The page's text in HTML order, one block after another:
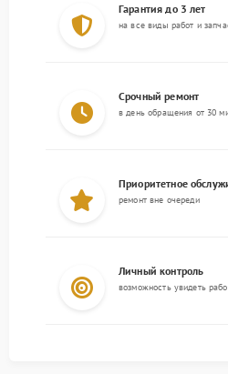
Гарантия до 3 лет
на все виды работ и
Срочный ремонт
в день обращения от 30
Приоритетное
ремонт вне очереди
Личный контроль
возможность увидеть